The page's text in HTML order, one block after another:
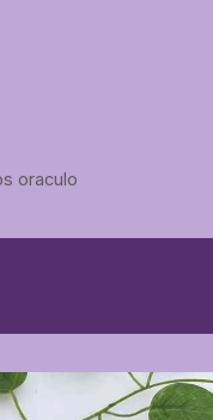
oraculo